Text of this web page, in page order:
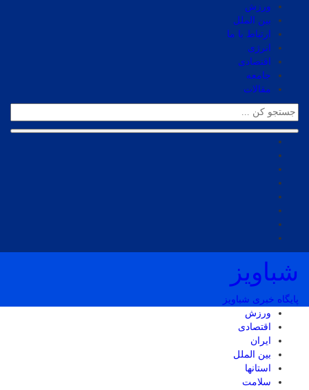
ورزش
بین الملل
ارتباط با ما
انرژی
اقتصادی
جامعه
مقالات
شباویز
پایگاه خبری شباویز
ورزش
اقتصادی
ایران
بین الملل
استانها
سلامت